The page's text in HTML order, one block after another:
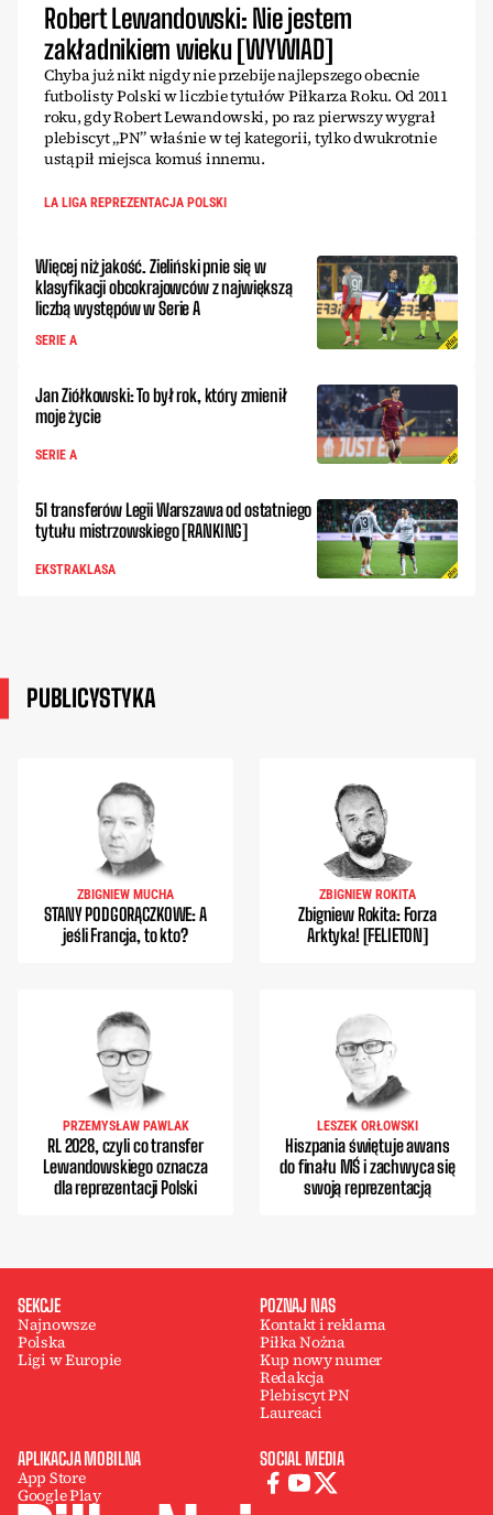
Robert Lewandowski: Nie jestem
zakładnikiem wieku [WYWIAD]
Chyba już nikt nigdy nie przebije najlepszego obecnie
futbolisty Polski w liczbie tytułów Piłkarza Roku. Od 2011
roku, gdy Robert Lewandowski, po raz pierwszy wygrał
plebiscyt „PN” właśnie w tej kategorii, tylko dwukrotnie
ustąpił miejsca komuś innemu.
LA LIGA REPREZENTACJA POLSKI
Więcej niż jakość. Zieliński pnie się w
klasyfikacji obcokrajowców z największą
liczbą występów w Serie A
SERIE A
Jan Ziółkowski: To był rok, który zmienił
moje życie
SERIE A
51 transferów Legii Warszawa od ostatniego
tytułu mistrzowskiego [RANKING]
EKSTRAKLASA
PUBLICYSTYKA
ZBIGNIEW MUCHA
STANY PODGORĄCZKOWE: A
jeśli Francja, to kto?
ZBIGNIEW ROKITA
Zbigniew Rokita: Forza
Arktyka! [FELIETON]
PRZEMYSŁAW PAWLAK
RL 2028, czyli co transfer
Lewandowskiego oznacza
dla reprezentacji Polski
LESZEK ORŁOWSKI
Hiszpania świętuje awans
do finału MŚ i zachwyca się
swoją reprezentacją
SEKCJE
Najnowsze
Polska
Ligi w Europie
POZNAJ NAS
Kontakt i reklama
Piłka Nożna
Kup nowy numer
Redakcja
Plebiscyt PN
Laureaci
APLIKACJA MOBILNA
App Store
Google Play
SOCIAL MEDIA